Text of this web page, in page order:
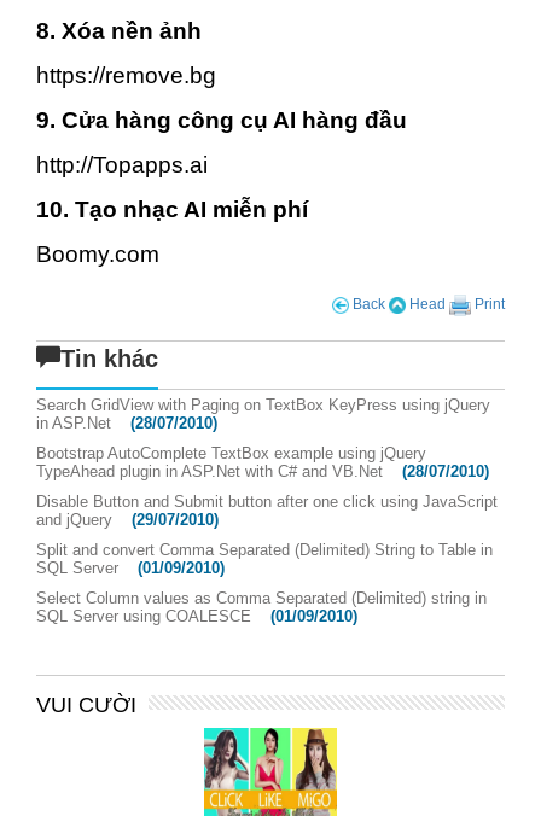
8. Xóa nền ảnh
https://remove.bg
9. Cửa hàng công cụ AI hàng đầu
http://Topapps.ai
10. Tạo nhạc AI miễn phí
Boomy.com
Back Head Print
Tin khác
Search GridView with Paging on TextBox KeyPress using jQuery
in ASP.Net
(28/07/2010)
Bootstrap AutoComplete TextBox example using jQuery
TypeAhead plugin in ASP.Net with C# and VB.Net
(28/07/2010)
Disable Button and Submit button after one click using JavaScript
and jQuery
(29/07/2010)
Split and convert Comma Separated (Delimited) String to Table in
SQL Server
(01/09/2010)
Select Column values as Comma Separated (Delimited) string in
SQL Server using COALESCE
(01/09/2010)
VUI CƯỜI